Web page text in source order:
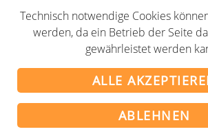
Folge uns
LinkedInYoutubeTwitterFacebook
© 2001-2026 alumni-clubs.net -
Alumni-Organisationen im
Technisch notwendige Cookies
werden, da ein Betrieb der Seite
gewährleistet werden
ALLE
ABLEHNEN